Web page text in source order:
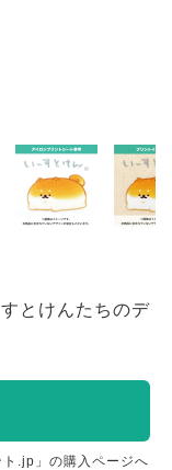
とけんたちのデ
.jp」の購入ページへ